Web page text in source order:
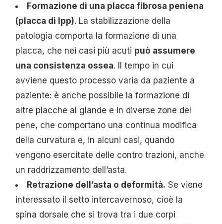
Formazione di una placca fibrosa peniena
(placca di Ipp). La stabilizzazione della
patologia comporta la formazione di una
placca, che nei casi più acuti può assumere
una consistenza ossea. Il tempo in cui
avviene questo processo varia da paziente a
paziente: è anche possibile la formazione di
altre placche al glande e in diverse zone del
pene, che comportano una continua modifica
della curvatura e, in alcuni casi, quando
vengono esercitate delle contro trazioni, anche
un raddrizzamento dell’asta.
Retrazione dell’asta o deformità. Se viene
interessato il setto intercavernoso, cioè la
spina dorsale che si trova tra i due corpi